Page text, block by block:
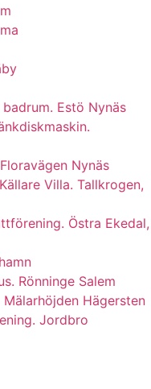
Estö Nynäs
Nynäs
Villa. Tallkrogen,
Östra Ekedal,
Rönninge Salem
Hägersten
Jordbro